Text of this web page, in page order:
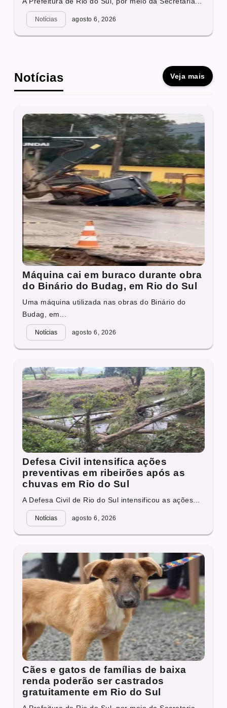
Notícias agosto 6, 2026
Notícias Veja mais
Máquina cai em buraco durante obra
do Binário do Budag, em Rio do Sul
Uma máquina utilizada nas obras do Binário do
Budag, em...
Notícias agosto 6, 2026
Defesa Civil intensifica ações
preventivas em ribeirões após as
chuvas em Rio do Sul
A Defesa Civil de Rio do Sul intensificou as ações...
Notícias agosto 6, 2026
Cães e gatos de famílias de baixa
renda poderão ser castrados
gratuitamente em Rio do Sul